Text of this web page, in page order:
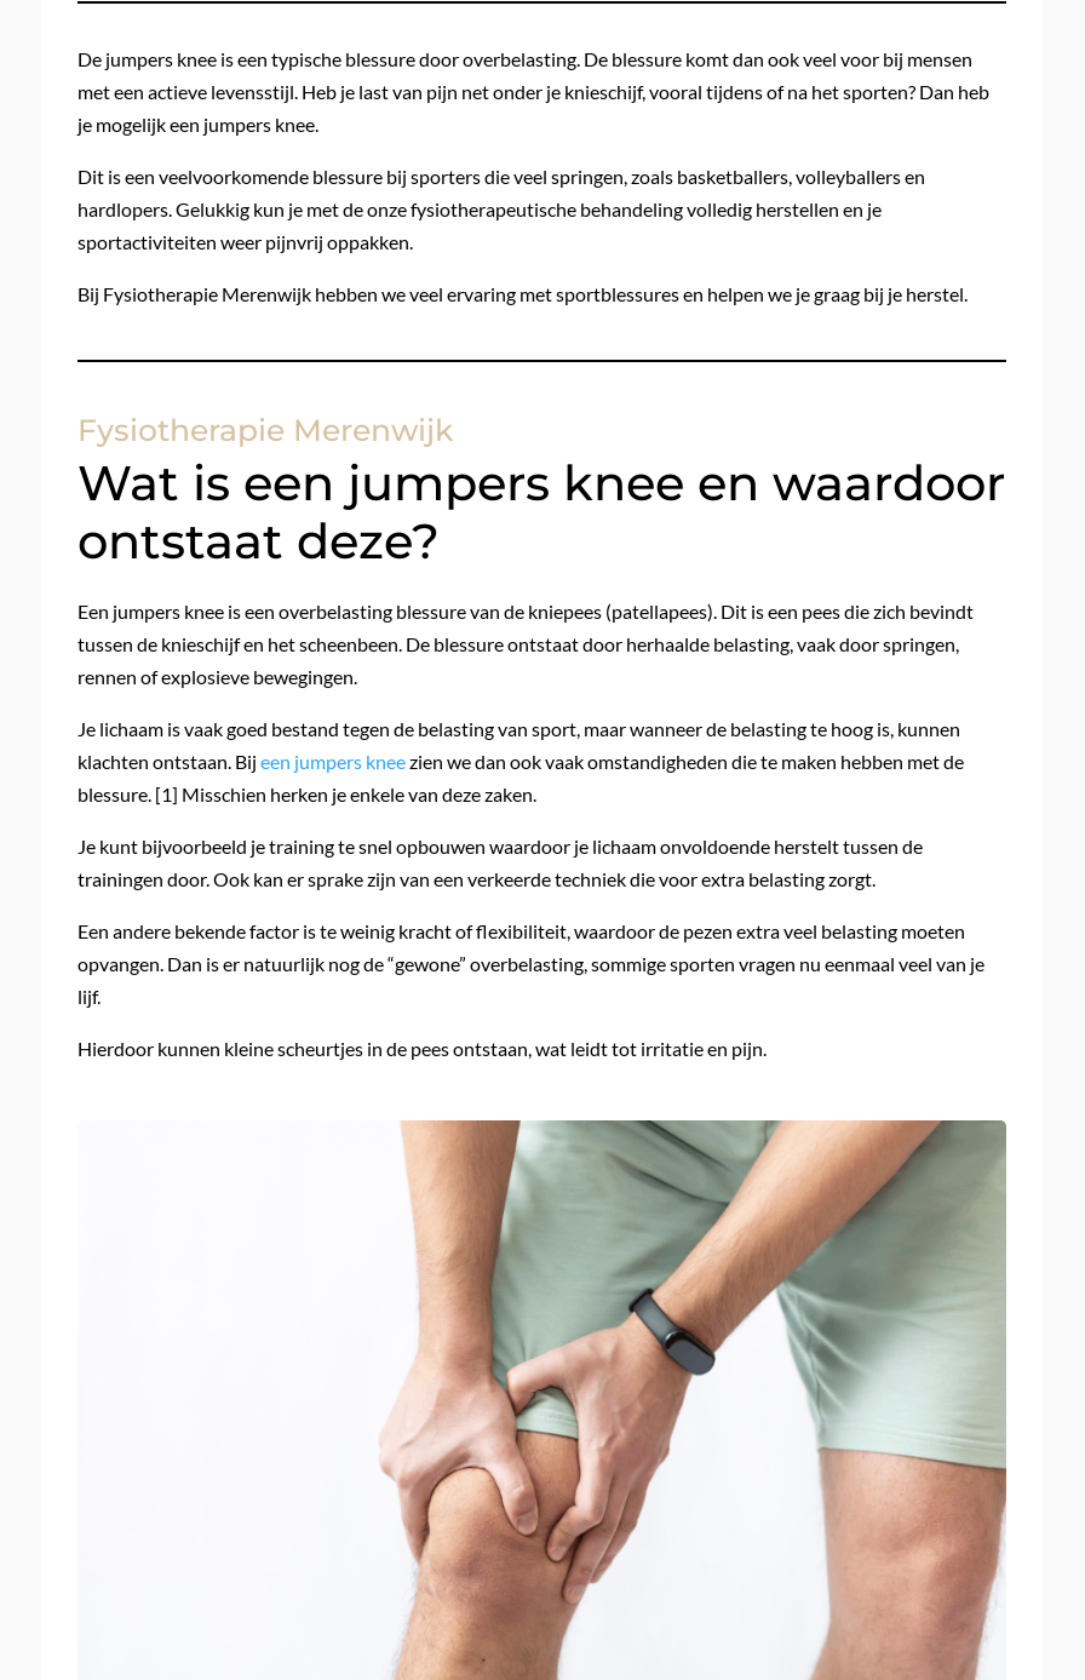
De jumpers knee is een typische blessure door overbelasting. De blessure komt dan ook veel voor bij mensen
met een actieve levensstijl. Heb je last van pijn net onder je knieschijf, vooral tijdens of na het sporten? Dan heb
je mogelijk een jumpers knee.
Dit is een veelvoorkomende blessure bij sporters die veel springen, zoals basketballers, volleyballers en
hardlopers. Gelukkig kun je met de onze fysiotherapeutische behandeling volledig herstellen en je
sportactiviteiten weer pijnvrij oppakken.
Bij Fysiotherapie Merenwijk hebben we veel ervaring met sportblessures en helpen we je graag bij je herstel.
Fysiotherapie Merenwijk
Wat is een jumpers knee en waardoor
ontstaat deze?
Een jumpers knee is een overbelasting blessure van de kniepees (patellapees). Dit is een pees die zich bevindt
tussen de knieschijf en het scheenbeen. De blessure ontstaat door herhaalde belasting, vaak door springen,
rennen of explosieve bewegingen.
Je lichaam is vaak goed bestand tegen de belasting van sport, maar wanneer de belasting te hoog is, kunnen
klachten ontstaan. Bij een jumpers kneezien we dan ook vaak omstandigheden die te maken hebben met de
blessure. [1] Misschien herken je enkele van deze zaken.
Je kunt bijvoorbeeld je training te snel opbouwen waardoor je lichaam onvoldoende herstelt tussen de
trainingen door. Ook kan er sprake zijn van een verkeerde techniek die voor extra belasting zorgt.
Een andere bekende factor is te weinig kracht of flexibiliteit, waardoor de pezen extra veel belasting moeten
opvangen. Dan is er natuurlijk nog de “gewone” overbelasting, sommige sporten vragen nu eenmaal veel van je
lijf.
Hierdoor kunnen kleine scheurtjes in de pees ontstaan, wat leidt tot irritatie en pijn.